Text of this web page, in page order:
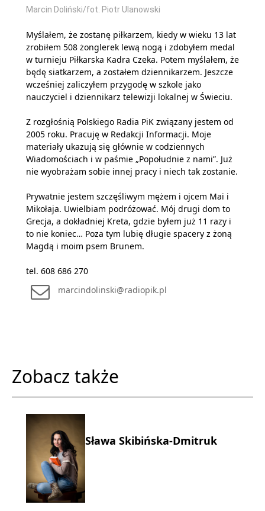
Marcin Doliński/fot. Piotr Ulanowski
Myślałem, że zostanę piłkarzem, kiedy w wieku 13 lat
zrobiłem 508 żonglerek lewą nogą i zdobyłem medal
w turnieju Piłkarska Kadra Czeka. Potem myślałem, że
będę siatkarzem, a zostałem dziennikarzem. Jeszcze
wcześniej zaliczyłem przygodę w szkole jako
nauczyciel i dziennikarz telewizji lokalnej w Świeciu.
Z rozgłośnią Polskiego Radia PiK związany jestem od
2005 roku. Pracuję w Redakcji Informacji. Moje
materiały ukazują się głównie w codziennych
Wiadomościach i w paśmie „Popołudnie z nami”. Już
nie wyobrażam sobie innej pracy i niech tak zostanie.
Prywatnie jestem szczęśliwym mężem i ojcem Mai i
Mikołaja. Uwielbiam podróżować. Mój drugi dom to
Grecja, a dokładniej Kreta, gdzie byłem już 11 razy i
to nie koniec… Poza tym lubię długie spacery z żoną
Magdą i moim psem Brunem.
tel. 608 686 270
marcindolinski@radiopik.pl
Zobacz także
Sława Skibińska-Dmitruk